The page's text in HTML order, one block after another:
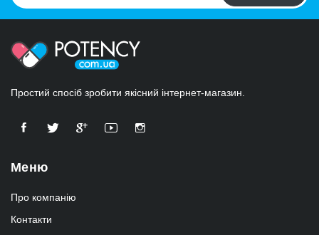
Простий спосіб зробити якісний інтернет-магазин.
Меню
Про компанію
Контакти